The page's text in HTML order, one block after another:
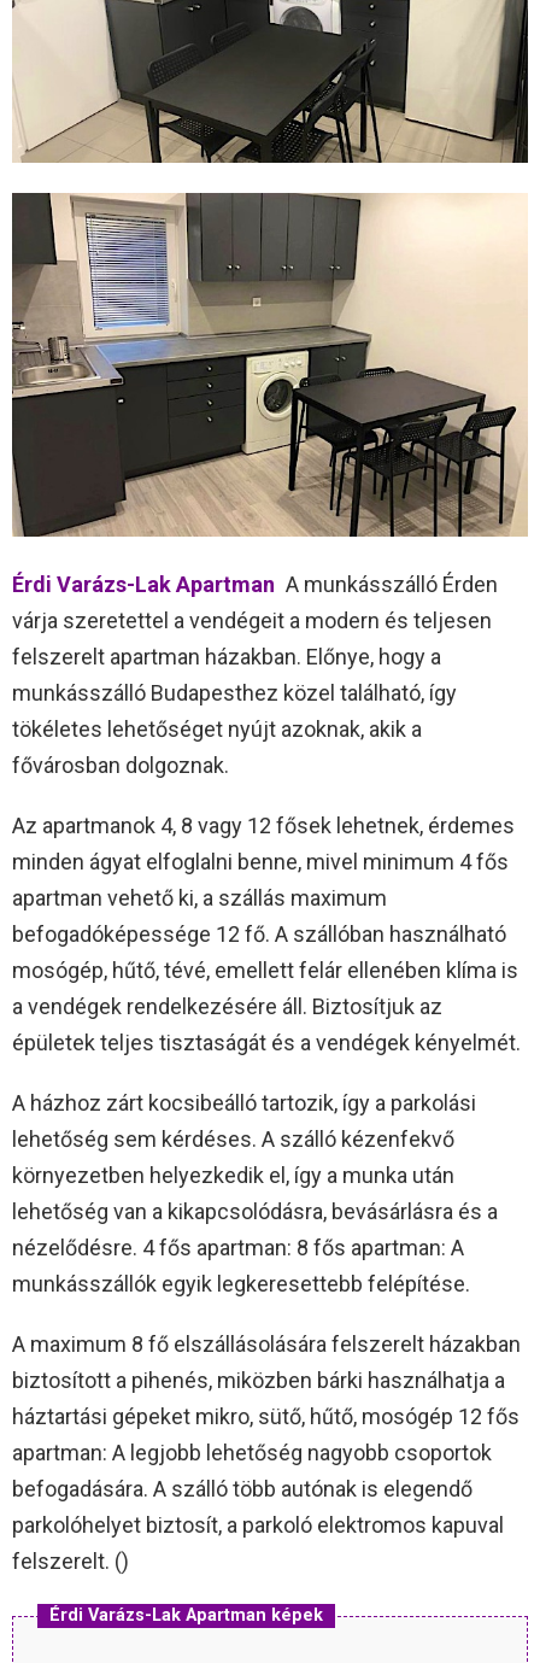
Érdi Varázs-Lak Apartman A munkásszálló Érden
várja szeretettel a vendégeit a modern és teljesen
felszerelt apartman házakban. Előnye, hogy a
munkásszálló Budapesthez közel található, így
tökéletes lehetőséget nyújt azoknak, akik a
fővárosban dolgoznak.
Az apartmanok 4, 8 vagy 12 fősek lehetnek, érdemes
minden ágyat elfoglalni benne, mivel minimum 4 fős
apartman vehető ki, a szállás maximum
befogadóképessége 12 fő. A szállóban használható
mosógép, hűtő, tévé, emellett felár ellenében klíma is
a vendégek rendelkezésére áll. Biztosítjuk az
épületek teljes tisztaságát és a vendégek kényelmét.
A házhoz zárt kocsibeálló tartozik, így a parkolási
lehetőség sem kérdéses. A szálló kézenfekvő
környezetben helyezkedik el, így a munka után
lehetőség van a kikapcsolódásra, bevásárlásra és a
nézelődésre. 4 fős apartman: 8 fős apartman: A
munkásszállók egyik legkeresettebb felépítése.
A maximum 8 fő elszállásolására felszerelt házakban
biztosított a pihenés, miközben bárki használhatja a
háztartási gépeket mikro, sütő, hűtő, mosógép 12 fős
apartman: A legjobb lehetőség nagyobb csoportok
befogadására. A szálló több autónak is elegendő
parkolóhelyet biztosít, a parkoló elektromos kapuval
felszerelt. ()
Érdi Varázs-Lak Apartman képek